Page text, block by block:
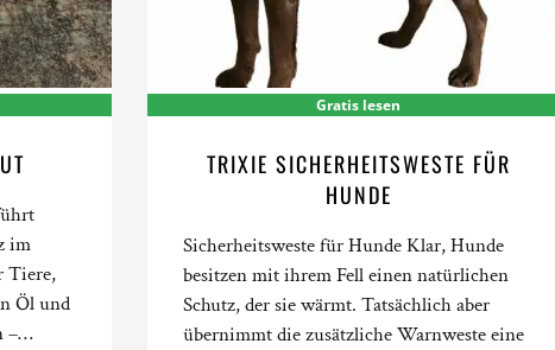
im
Tiere,
Öl und
–…
Gratis lesen
TRIXIE SICHERHEITSWESTE FÜR
HUNDE
Sicherheitsweste für Hunde Klar, Hunde
besitzen mit ihrem Fell einen natürlichen
Schutz, der sie wärmt. Tatsächlich aber
übernimmt die zusätzliche Warnweste eine